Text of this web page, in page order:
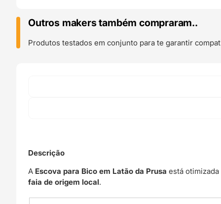
Brush
-
Prusa
Outros makers também compraram..
Produtos testados em conjunto para te garantir
Descrição
A Escova para Bico em Latão da Prusa está
faia de origem local.